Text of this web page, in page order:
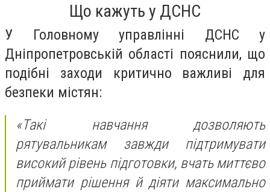
Що кажуть у ДСНС
У Головному управлінні ДСНС у
Дніпропетровській області пояснили, що
подібні заходи критично важливі для
безпеки містян:
«Такі навчання дозволяють
рятувальникам завжди підтримувати
високий рівень підготовки, вчать миттєво
приймати рішення й діяти максимально